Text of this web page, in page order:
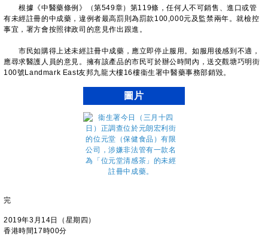
根據《中醫藥條例》（第549章）第119條，任何人不可銷售、進口或管
有未經註冊的中成藥，違例者最高罰則為罰款100,000元及監禁兩年。就檢控
事宜，署方會按照律政司的意見作出跟進。
市民如購得上述未經註冊中成藥，應立即停止服用。如服用後感到不適，
應尋求醫護人員的意見。擁有該產品的市民可於辦公時間內，送交觀塘巧明街
100號Landmark East友邦九龍大樓16樓衞生署中醫藥事務部銷毀。
圖片
完
2019年3月14日（星期四）
香港時間17時00分